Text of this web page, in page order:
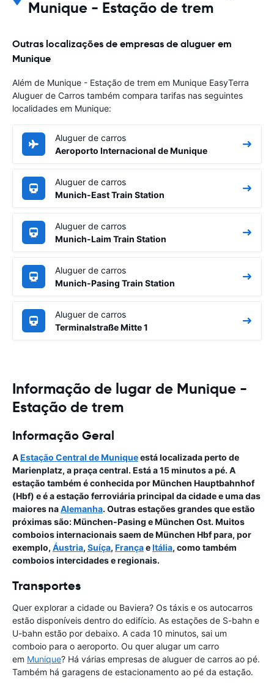
Munique - Estação de trem
Outras localizações de empresas de aluguer em
Munique
Além de Munique - Estação de trem em Munique EasyTerra
Aluguer de Carros também compara tarifas nas seguintes
localidades em Munique:
Aluguer de carros
Aeroporto Internacional de Munique
Aluguer de carros
Munich-East Train Station
Aluguer de carros
Munich-Laim Train Station
Aluguer de carros
Munich-Pasing Train Station
Aluguer de carros
Terminalstraße Mitte 1
Informação de lugar de Munique -
Estação de trem
Informação Geral
AEstação Central de Muniqueestá localizada perto de
Marienplatz, a praça central. Está a 15 minutos a pé. A
estação também é conhecida por München Hauptbahnhof
(Hbf) e é a estação ferroviária principal da cidade e uma das
maiores naAlemanha. Outras estações grandes que estão
próximas são: München-Pasing e München Ost. Muitos
comboios internacionais saem de München Hbf para, por
exemplo, Áustria, Suíça, FrançaeItália, como também
comboios intercidades e regionais.
Transportes
Quer explorar a cidade ou Baviera? Os táxis e os autocarros
estão disponíveis dentro do edifício. As estações de S-bahn e
U-bahn estão por debaixo. A cada 10 minutos, sai um
comboio para o aeroporto. Ou quer alugar um carro
em Munique? Há várias empresas de aluguer de carros ao pé.
Também há garagens de estacionamento ao pé da estação.